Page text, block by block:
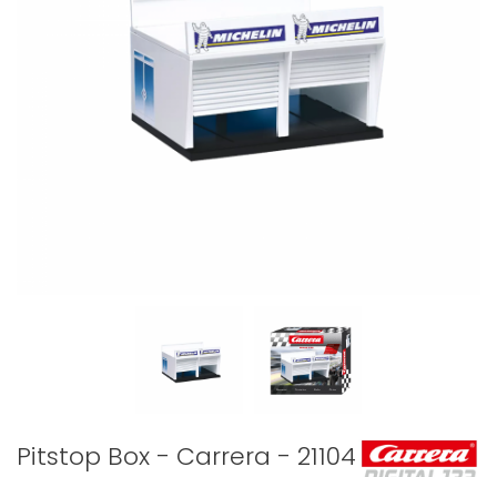
Pitstop Box - Carrera - 21104